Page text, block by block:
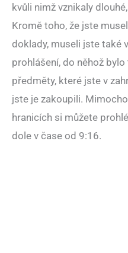
kvůli nimž vznikaly
Kromě toho, že jste
doklady, museli jste také
prohlášení, do něhož
předměty, které jste v
jste je zakoupili.
hranicích si můžete
dole v čase od 9:16.